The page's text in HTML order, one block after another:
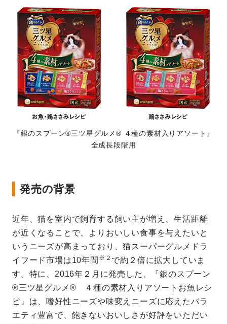
『銀のスプーン®三ツ星グルメ® ４種の素材入りアソート』
全成長段階用
発売の背景
近年、猫を室内で飼育する飼い主が増え、生活距離
が近くなることで、よりおいしい食事を与えたいと
いうニーズが高まっており、猫スーパーグルメドラ
イフード市場は10年間 ※２ で約２倍に拡大していま
す。特に、2016年２月に発売した、『銀のスプーン
®三ツ星グルメ® ４種の素材入りアソートお魚レシ
ピ』は、嗜好性ニーズや味変えニーズに応えたバラ
エティ豊富で、飽きないおいしさが好評をいただい